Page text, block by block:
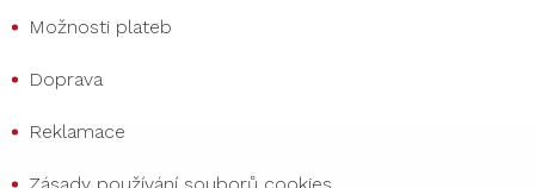
Možnosti plateb
Doprava
Reklamace